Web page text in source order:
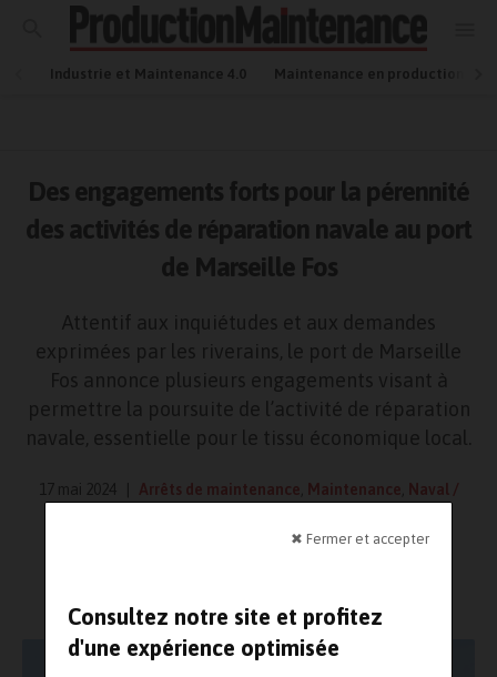
✖ Fermer et accepter
Consultez notre site et profitez
d'une expérience optimisée
Industrie et Maintenance 4.0 Maintenance en production
Des engagements forts pour la pérennité
des activités de réparation navale au port
de Marseille Fos
Attentif aux inquiétudes et aux demandes
exprimées par les riverains, le port de Marseille
Fos annonce plusieurs engagements visant à
permettre la poursuite de l’activité de réparation
navale, essentielle pour le tissu économique local.
17 mai 2024 Arrêts de maintenance Maintenance
Naval /
Lecture : 3 minutes